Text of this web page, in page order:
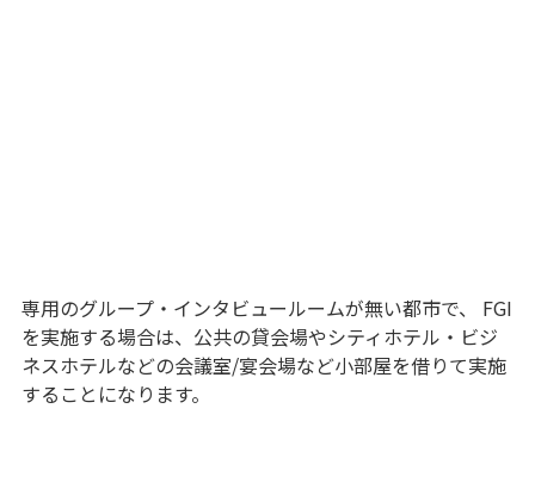
専用のグループ・インタビュールームが無い都市で、 FGI
を実施する場合は、公共の貸会場やシティホテル・ビジ
ネスホテルなどの会議室/宴会場など小部屋を借りて実施
することになります。